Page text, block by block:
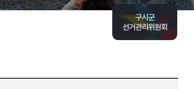
구시군
선거관리위원회